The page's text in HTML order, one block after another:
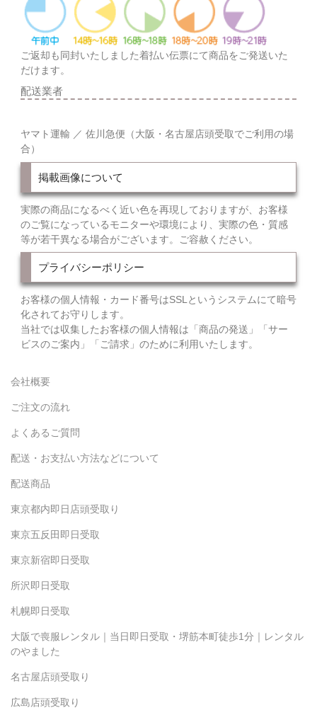
ご返却も同封いたしました着払い伝票にて商品をご発送いた
だけます。
配送業者
ヤマト運輸 ／ 佐川急便（大阪・名古屋店頭受取でご利用の場
合）
掲載画像について
実際の商品になるべく近い色を再現しておりますが、お客様
のご覧になっているモニターや環境により、実際の色・質感
等が若干異なる場合がございます。ご容赦ください。
プライバシーポリシー
お客様の個人情報・カード番号はSSLというシステムにて暗号
化されてお守りします。
当社では収集したお客様の個人情報は「商品の発送」「サー
ビスのご案内」「ご請求」のために利用いたします。
会社概要
ご注文の流れ
よくあるご質問
配送・お支払い方法などについて
配送商品
東京都内即日店頭受取り
東京五反田即日受取
東京新宿即日受取
所沢即日受取
札幌即日受取
大阪で喪服レンタル｜当日即日受取・堺筋本町徒歩1分｜レンタル
のやました
名古屋店頭受取り
広島店頭受取り